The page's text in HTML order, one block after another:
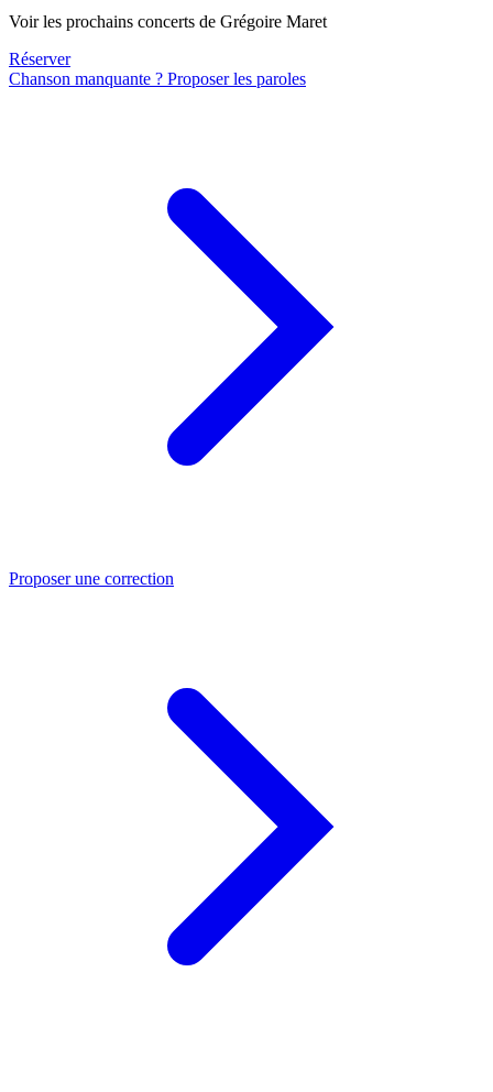
Voir les prochains concerts de Grégoire Maret
Réserver
Chanson manquante ? Proposer les paroles
Proposer une correction